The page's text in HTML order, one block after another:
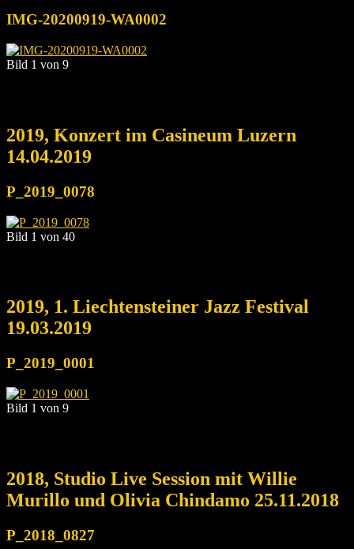
IMG-20200919-WA0002
Bild 1 von 9
2019, Konzert im Casineum Luzern
14.04.2019
P_2019_0078
Bild 1 von 40
2019, 1. Liechtensteiner Jazz Festival
19.03.2019
P_2019_0001
Bild 1 von 9
2018, Studio Live Session mit Willie
Murillo und Olivia Chindamo 25.11.2018
P_2018_0827